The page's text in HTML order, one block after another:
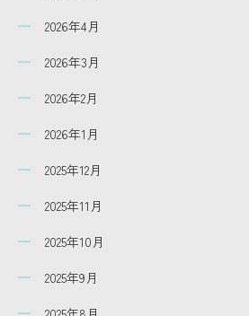
2026年4月
2026年3月
2026年2月
2026年1月
2025年12月
2025年11月
2025年10月
2025年9月